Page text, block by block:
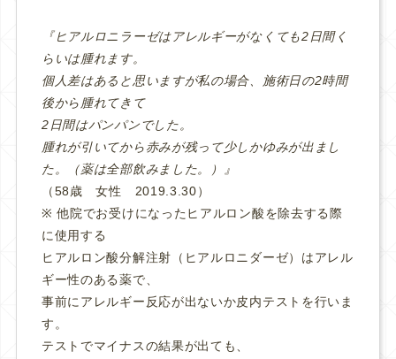
『ヒアルロニラーゼはアレルギーがなくても2日間く
らいは腫れます。
個人差はあると思いますが私の場合、施術日の2時間
後から腫れてきて
2日間はパンパンでした。
腫れが引いてから赤みが残って少しかゆみが出まし
た。（薬は全部飲みました。）』
（58歳 女性 2019.3.30）
※ 他院でお受けになったヒアルロン酸を除去する際
に使用する
ヒアルロン酸分解注射（ヒアルロニダーゼ）はアレル
ギー性のある薬で、
事前にアレルギー反応が出ないか皮内テストを行いま
す。
テストでマイナスの結果が出ても、